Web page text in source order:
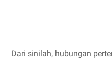
Dari sinilah, hubungan